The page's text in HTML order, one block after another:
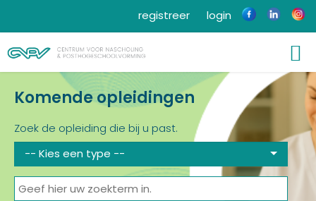
login
registreer
Komende opleidingen
Zoek de opleiding die bij u past.
-- Kies een type --